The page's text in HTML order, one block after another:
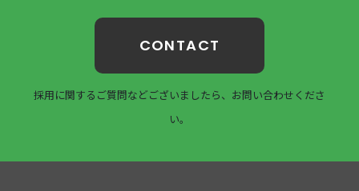
CONTACT
採用に関するご質問などございましたら、お問い合わせくださ
い。